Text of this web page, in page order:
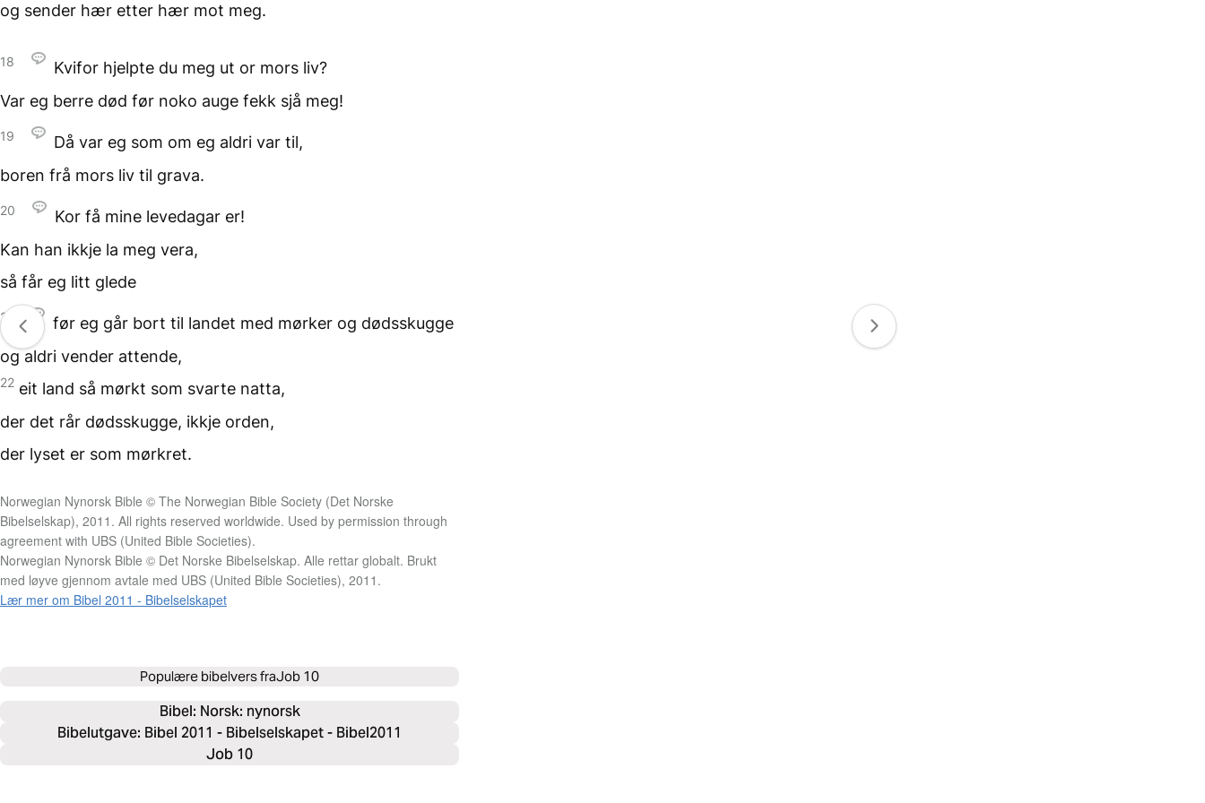
og sender hær etter hær mot meg.
18 Kvifor hjelpte du meg ut or mors liv?
Var eg berre død før noko auge fekk sjå meg!
19 Då var eg som om eg aldri var til,
boren frå mors liv til grava.
20
Kor få mine levedagar er!
Kan han ikkje la meg vera,
så får eg litt glede
21 før eg går bort til landet med mørker og dødsskugge
og aldri vender attende,
22 eit land så mørkt som svarte natta,
der det rår dødsskugge, ikkje orden,
der lyset er som mørkret.
Norwegian Nynorsk Bible © The Norwegian Bible Society (Det Norske
Bibelselskap), 2011. All rights reserved worldwide. Used by permission through
agreement with UBS (United Bible Societies).
Norwegian Nynorsk Bible © Det Norske Bibelselskap. Alle rettar globalt. Brukt
med løyve gjennom avtale med UBS (United Bible Societies), 2011.
Lær mer om Bibel 2011 - Bibelselskapet
Populære bibelvers fraJob 10
Bibel: Norsk: nynorsk
Bibelutgave: Bibel 2011 - Bibelselskapet - Bibel2011
Job 10